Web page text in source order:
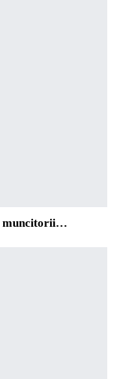
muncitorii…